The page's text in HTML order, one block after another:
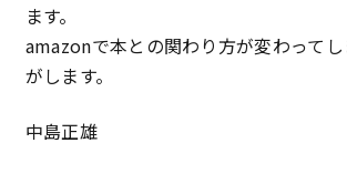
ます。
amazonで本との関わり方が変わって
がします。
中島正雄